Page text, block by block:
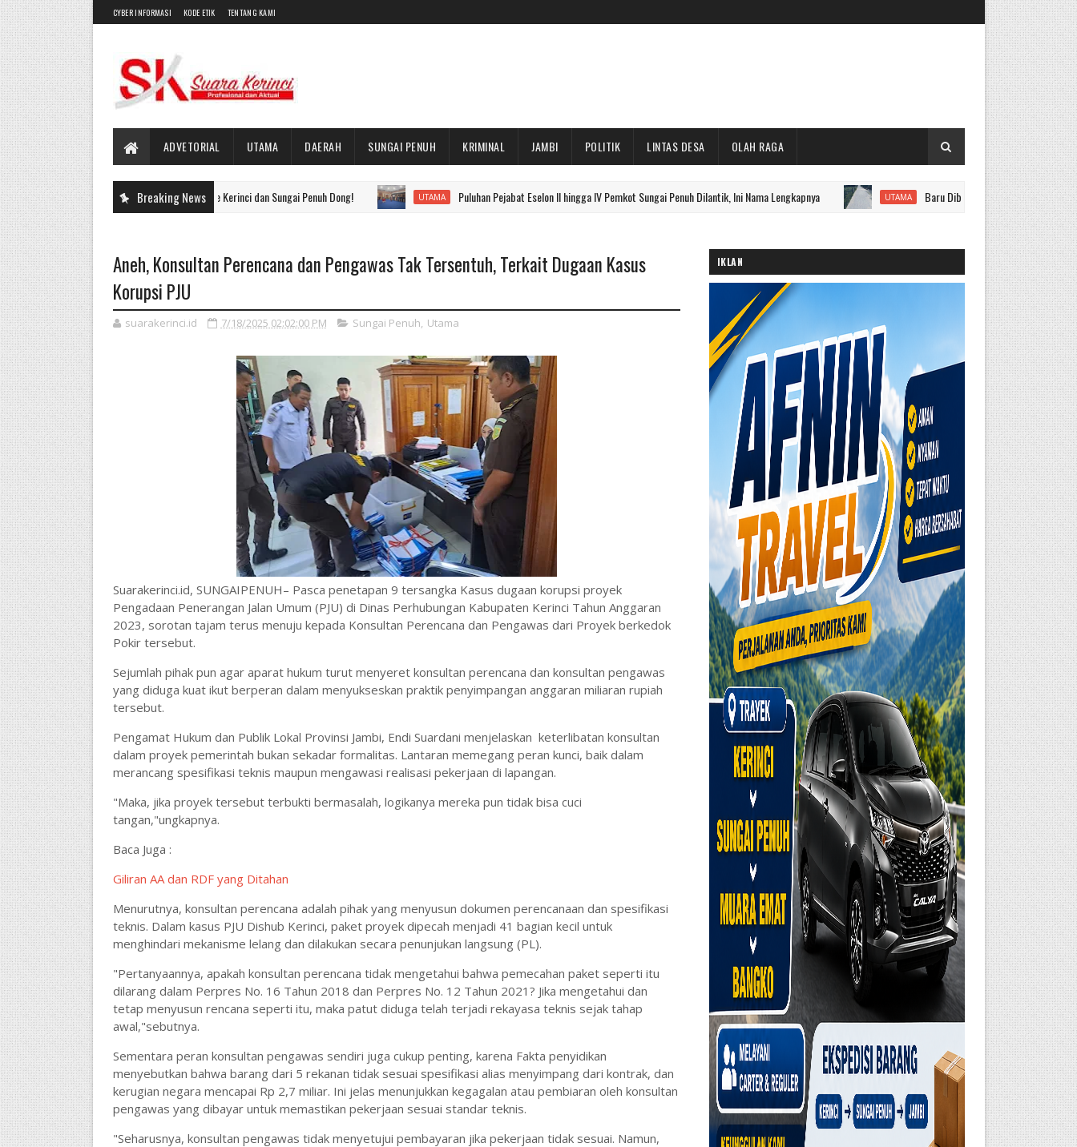
CYBER INFORMASI KODE ETIK TENTANG KAMI
ADVETORIAL UTAMA DAERAH SUNGAI PENUH KRIMINAL JAMBI POLITIK LINTAS DESA OLAH RAGA
Breaking News
Aktivis : Pak KPK Sekali-kali Mampir ke Kerinci dan Sungai Penuh Dong! UTAMA Puluhan Pejabat Eselon II hingga IV Pemkot Sungai Penuh Dilantik, Ini Nama Lengkapnya UTAMA Baru Dibangun, Jalan Batang Sangir Sudah
Aneh, Konsultan Perencana dan Pengawas Tak Tersentuh, Terkait Dugaan Kasus
Korupsi PJU
suarakerinci.id 7/18/2025 02:02:00 PM Sungai Penuh, Utama
Suarakerinci.id, SUNGAIPENUH– Pasca penetapan 9 tersangka Kasus dugaan korupsi proyek
Pengadaan Penerangan Jalan Umum (PJU) di Dinas Perhubungan Kabupaten Kerinci Tahun Anggaran
2023, sorotan tajam terus menuju kepada Konsultan Perencana dan Pengawas dari Proyek berkedok
Pokir tersebut.
Sejumlah pihak pun agar aparat hukum turut menyeret konsultan perencana dan konsultan pengawas
yang diduga kuat ikut berperan dalam menyukseskan praktik penyimpangan anggaran miliaran rupiah
tersebut.
Pengamat Hukum dan Publik Lokal Provinsi Jambi, Endi Suardani menjelaskan keterlibatan konsultan
dalam proyek pemerintah bukan sekadar formalitas. Lantaran memegang peran kunci, baik dalam
merancang spesifikasi teknis maupun mengawasi realisasi pekerjaan di lapangan.
"Maka, jika proyek tersebut terbukti bermasalah, logikanya mereka pun tidak bisa cuci
tangan,"ungkapnya.
Baca Juga :
Giliran AA dan RDF yang Ditahan
Menurutnya, konsultan perencana adalah pihak yang menyusun dokumen perencanaan dan spesifikasi
teknis. Dalam kasus PJU Dishub Kerinci, paket proyek dipecah menjadi 41 bagian kecil untuk
menghindari mekanisme lelang dan dilakukan secara penunjukan langsung (PL).
"Pertanyaannya, apakah konsultan perencana tidak mengetahui bahwa pemecahan paket seperti itu
dilarang dalam Perpres No. 16 Tahun 2018 dan Perpres No. 12 Tahun 2021? Jika mengetahui dan
tetap menyusun rencana seperti itu, maka patut diduga telah terjadi rekayasa teknis sejak tahap
awal,"sebutnya.
Sementara peran konsultan pengawas sendiri juga cukup penting, karena Fakta penyidikan
menyebutkan bahwa barang dari 5 rekanan tidak sesuai spesifikasi alias menyimpang dari kontrak, dan
kerugian negara mencapai Rp 2,7 miliar. Ini jelas menunjukkan kegagalan atau pembiaran oleh konsultan
pengawas yang dibayar untuk memastikan pekerjaan sesuai standar teknis.
"Seharusnya, konsultan pengawas tidak menyetujui pembayaran jika pekerjaan tidak sesuai. Namun,
IKLAN